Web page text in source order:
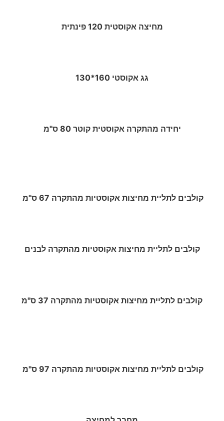
מחיצה אקוסטית 120 פינתית
גג אקוסטי 160*130
יחידה מהתקרה אקוסטית קוטר 80 ס"מ
קולבים לתליית מחיצות אקוסטיות מהתקרה 67 ס"מ
קולבים לתליית מחיצות אקוסטיות מהתקרה לבנים
קולבים לתליית מחיצות אקוסטיות מהתקרה 37 ס"מ
קולבים לתליית מחיצות אקוסטיות מהתקרה 97 ס"מ